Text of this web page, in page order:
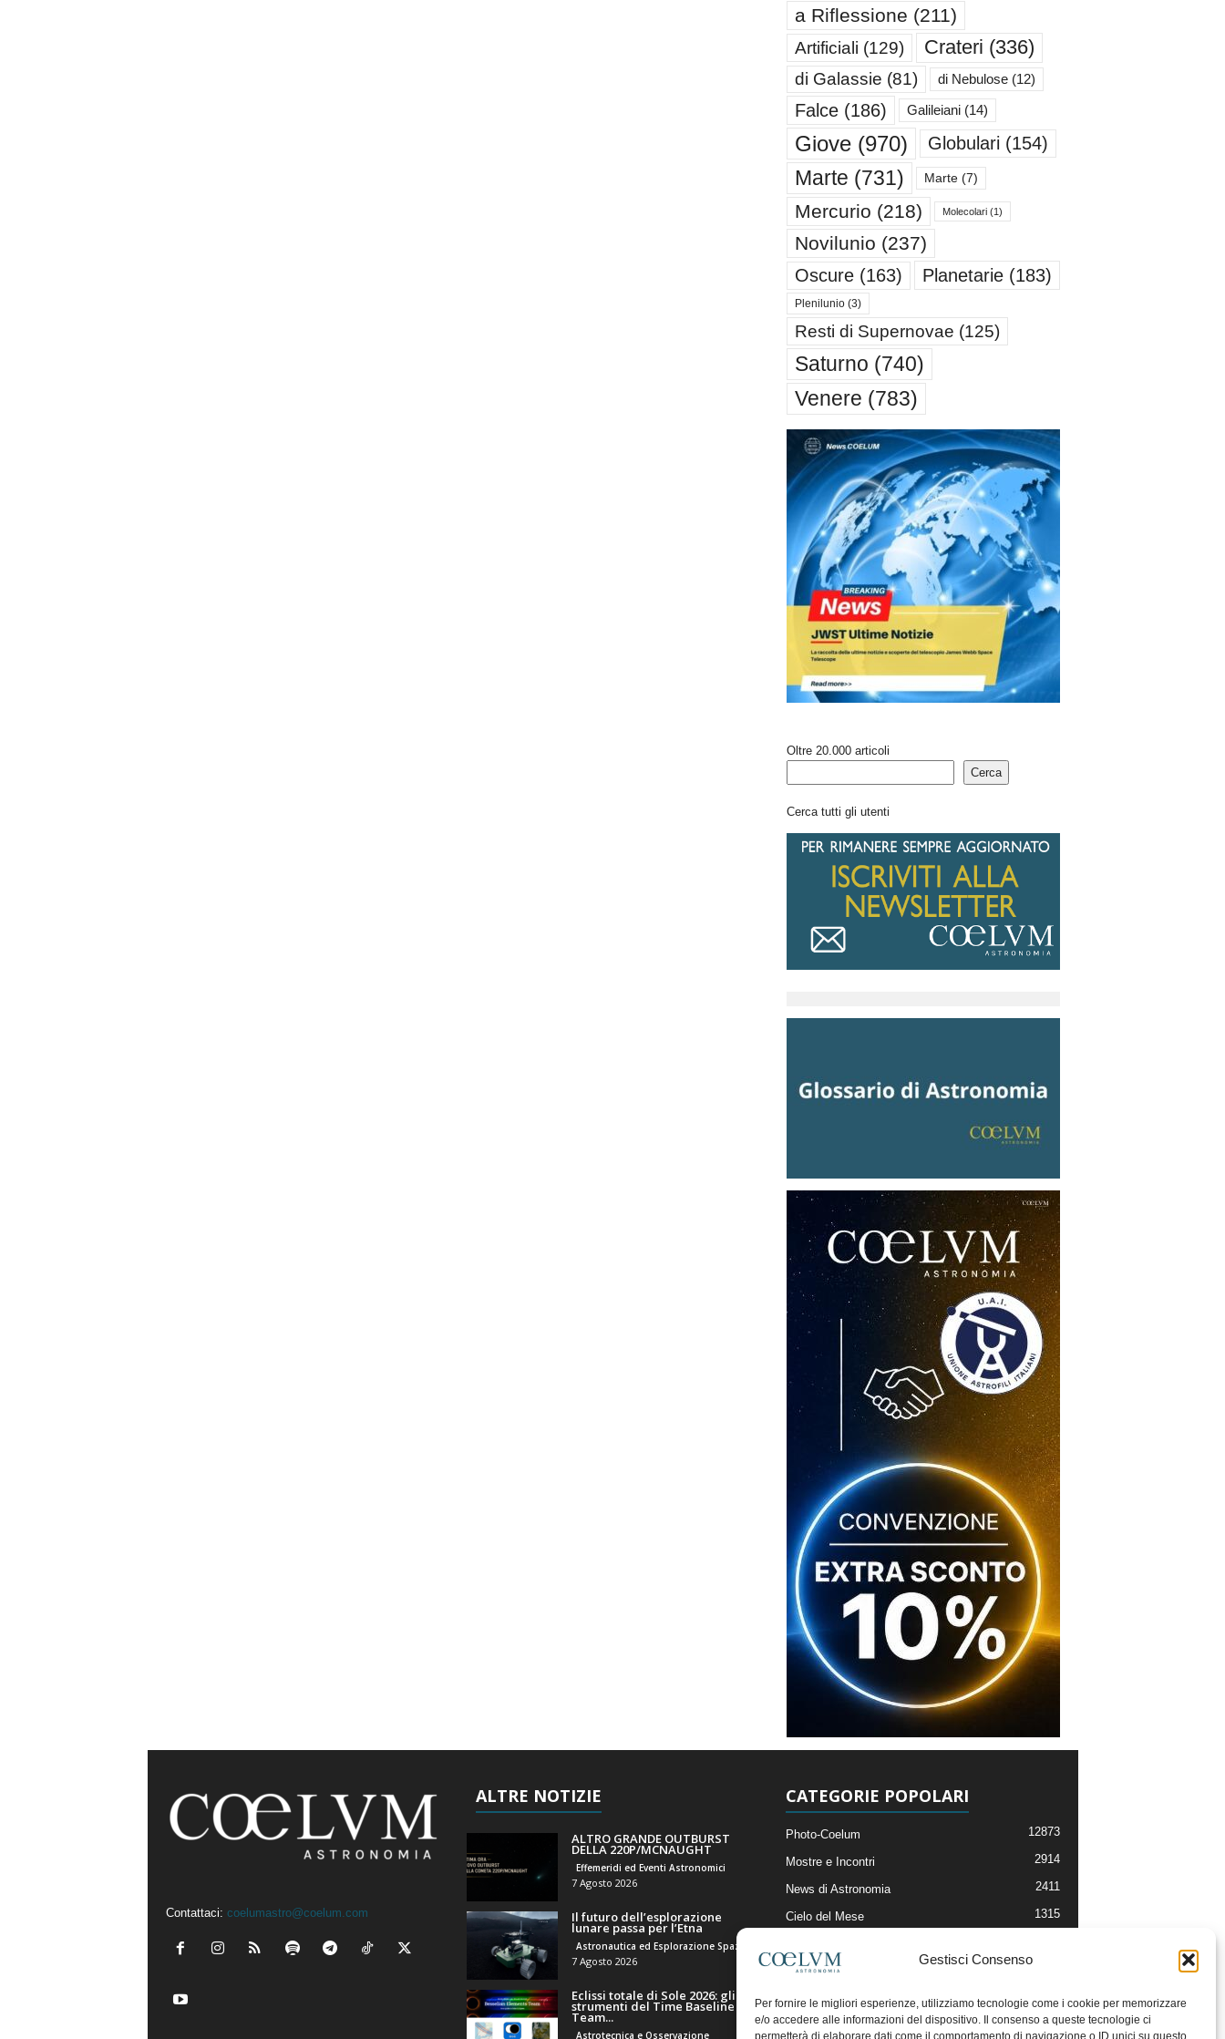
Gestisci Consenso
Per fornire le migliori esperienze, utilizziamo tecnologie come i cookie per memorizzare
e/o accedere alle informazioni del dispositivo. Il consenso a queste tecnologie ci
permetterà di elaborare dati come il comportamento di navigazione o ID unici su questo
a Riflessione (211)
Artificiali (129) Crateri (336)
di Galassie (81) di Nebulose(12)
Falce(186) Galileiani(14)
Giove(970) Globulari (154)
Marte (731) Marte(7)
Mercurio (218) Molecolari(1)
Novilunio (237)
Oscure(163) Planetarie(183)
Plenilunio(3)
Resti di Supernovae (125)
Saturno (740)
Venere (783)
Oltre 20.000 articoli
Cerca
Cerca tutti gli utenti
Contattaci: coelumastro@coelum.com
ALTRE NOTIZIE
ALTRO GRANDE OUTBURST
DELLA 220P/MCNAUGHT
Effemeridi ed Eventi Astronomici
7 Agosto 2026
Il futuro dell’esplorazione
lunare passa per l’Etna
7 Agosto 2026
Eclissi totale di Sole 2026: gli
strumenti del Time Baseline
Team...
Astrotecnica e Osservazione
CATEGORIE POPOLARI
Photo-Coelum 12873
Mostre e Incontri 2914
News di Astronomia 2411
Cielo del Mese 1315
Articoli e Risorse On-Line
Il Blog della Redazione